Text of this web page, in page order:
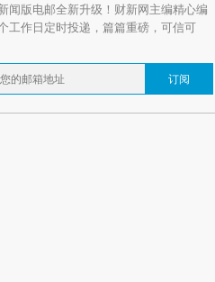
闻版电邮全新升级！财新网主编精心编
工作日定时投递，篇篇重磅，可信可
订阅